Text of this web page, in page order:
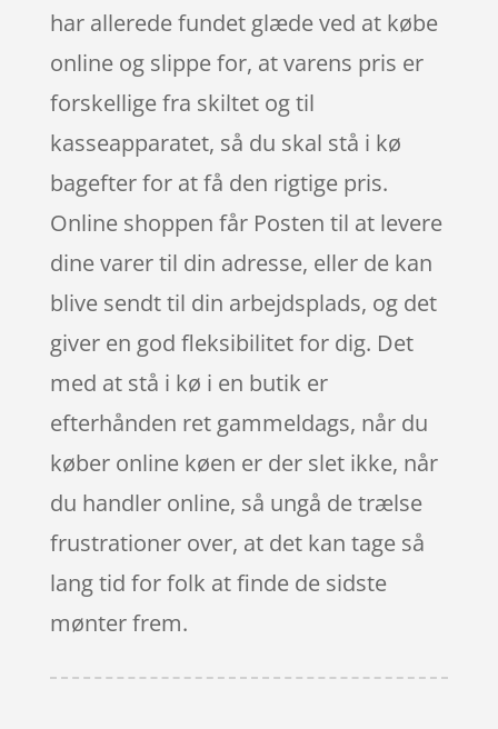
har allerede fundet glæde ved at købe
online og slippe for, at varens pris er
forskellige fra skiltet og til
kasseapparatet, så du skal stå i kø
bagefter for at få den rigtige pris.
Online shoppen får Posten til at levere
dine varer til din adresse, eller de kan
blive sendt til din arbejdsplads, og det
giver en god fleksibilitet for dig. Det
med at stå i kø i en butik er
efterhånden ret gammeldags, når du
køber online køen er der slet ikke, når
du handler online, så ungå de trælse
frustrationer over, at det kan tage så
lang tid for folk at finde de sidste
mønter frem.